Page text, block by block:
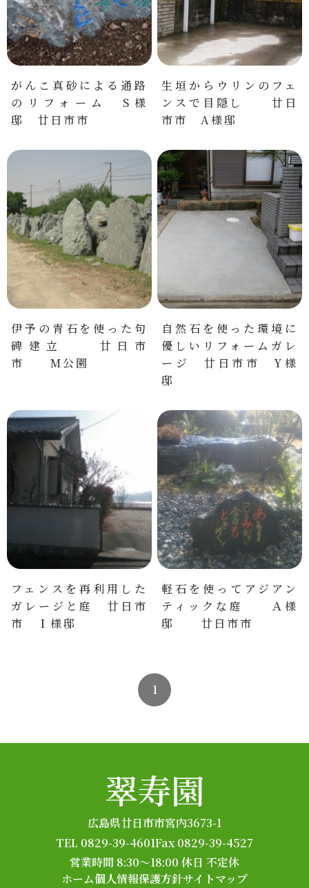
がんこ真砂による通路
のリフォーム S様
邸 廿日市市
生垣からウリンのフェ
ンスで目隠し 廿日
市市 A様邸
伊予の青石を使った句
碑建立 廿日市
市 M公園
自然石を使った環境に
優しいリフォームガレ
ージ 廿日市市 Y様
邸
フェンスを再利用した
ガレージと庭 廿日市
市 Ｉ様邸
軽石を使ってアジアン
ティックな庭 Ａ様
邸 廿日市市
1
翠寿園
広島県廿日市市宮内3673-1
TEL 0829-39-4601Fax 0829-39-4527
営業時間 8:30～18:00 休日 不定休
ホーム個人情報保護方針サイトマップ